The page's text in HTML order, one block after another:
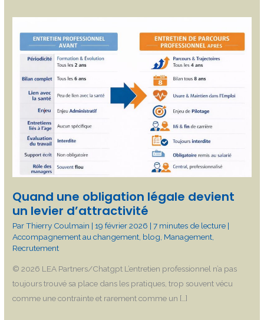
Quand une obligation légale devient
un levier d’attractivité
ParThierry Coulmain |19 février 2026 |7 minutes de lecture |
Accompagnement au changement blog Management
Recrutement
© 2026 LEA Partners/Chatgpt L’entretien professionnel n’a pas
toujours trouvé sa place dans les pratiques, trop souvent vécu
comme une contrainte et rarement comme un […]
obligation
devient
d’attractivité